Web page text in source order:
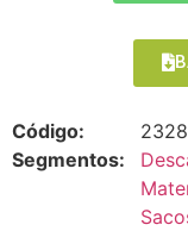
Código:
2328
Segmentos: